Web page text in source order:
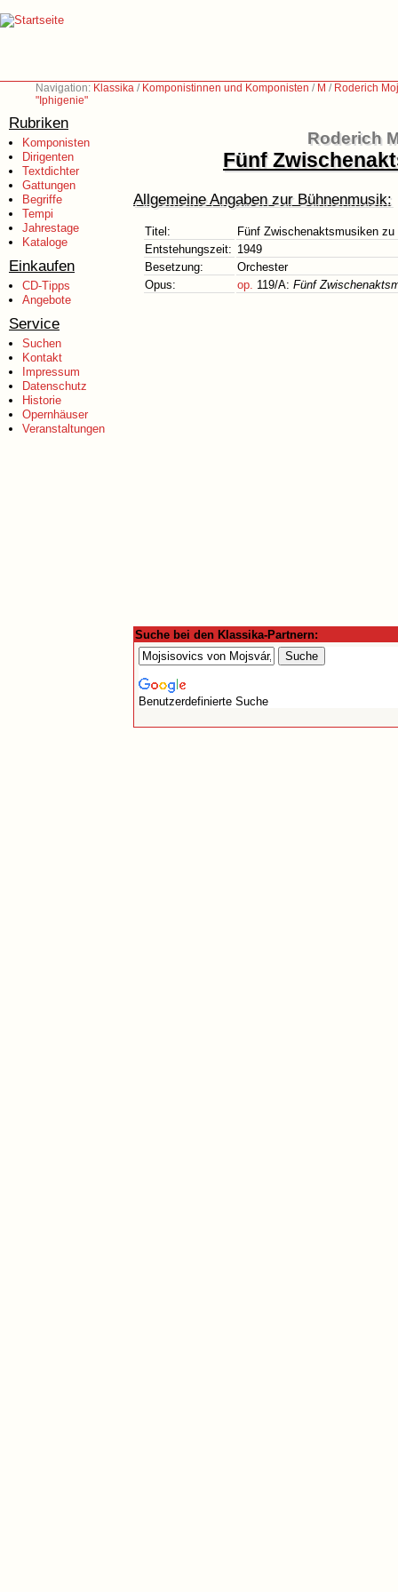
Navigation: Klassika / Komponistinnen und Komponisten / M / Roderich
"Iphigenie"
Rubriken
Komponisten
Dirigenten
Textdichter
Gattungen
Begriffe
Tempi
Jahrestage
Kataloge
Einkaufen
CD-Tipps
Angebote
Service
Suchen
Kontakt
Impressum
Datenschutz
Historie
Opernhäuser
Veranstaltungen
Roderich
Fünf
Allgemeine Angaben zur Bühnenmusik:
Titel:
Fünf Zwischenaktsmusiken
Entstehungszeit: 1949
Besetzung:
Orchester
Opus:
op. 119/A: Fünf
Suche bei den Klassika-Partnern:
Benutzerdefinierte Suche